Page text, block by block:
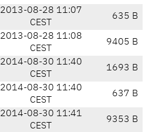
2013-08-28 11:07
CEST
635 B
2013-08-28 11:08
CEST
9405 B
2014-08-30 11:40
CEST
1693 B
2014-08-30 11:40
CEST
637 B
2014-08-30 11:41
CEST
9353 B